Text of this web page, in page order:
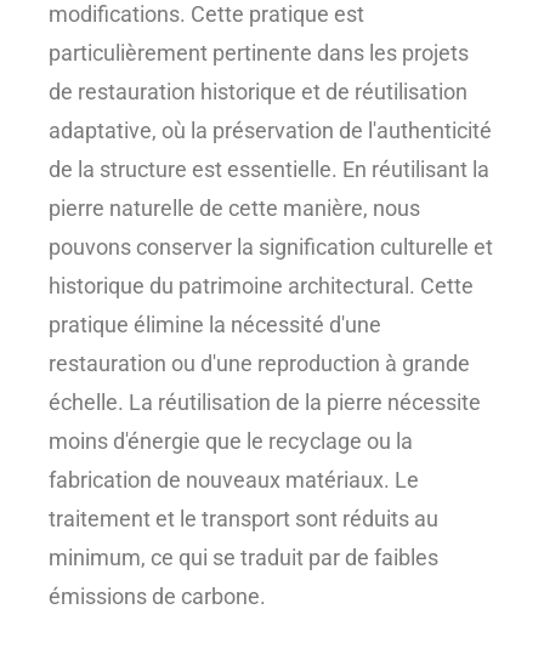
modifications. Cette pratique est
particulièrement pertinente dans les projets
de restauration historique et de réutilisation
adaptative, où la préservation de l'authenticité
de la structure est essentielle. En réutilisant la
pierre naturelle de cette manière, nous
pouvons conserver la signification culturelle et
historique du patrimoine architectural. Cette
pratique élimine la nécessité d'une
restauration ou d'une reproduction à grande
échelle. La réutilisation de la pierre nécessite
moins d'énergie que le recyclage ou la
fabrication de nouveaux matériaux. Le
traitement et le transport sont réduits au
minimum, ce qui se traduit par de faibles
émissions de carbone.